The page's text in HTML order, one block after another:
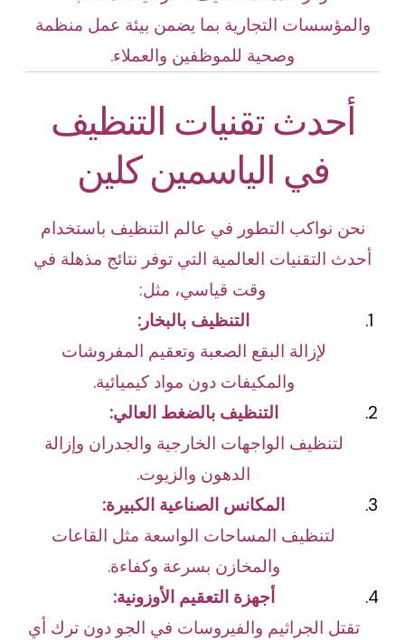
والمؤسسات التجارية بما يضمن بيئة عمل منظمة
وصحية للموظفين والعملاء.
أحدث تقنيات التنظيف
في الياسمين كلين
نحن نواكب التطور في عالم التنظيف باستخدام
أحدث التقنيات العالمية التي توفر نتائج مذهلة في
وقت قياسي، مثل:
التنظيف بالبخار:
لإزالة البقع الصعبة وتعقيم المفروشات
والمكيفات دون مواد كيميائية.
التنظيف بالضغط العالي:
لتنظيف الواجهات الخارجية والجدران وإزالة
الدهون والزيوت.
المكانس الصناعية الكبيرة:
لتنظيف المساحات الواسعة مثل القاعات
والمخازن بسرعة وكفاءة.
أجهزة التعقيم الأوزونية:
تقتل الجراثيم والفيروسات في الجو دون ترك أي